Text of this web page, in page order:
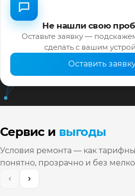
Не нашли свою
Оставьте заявку —
сделать с вашим
Оставить
Сервис и выгоды
Условия ремонта — как
понятно, прозрачно и без